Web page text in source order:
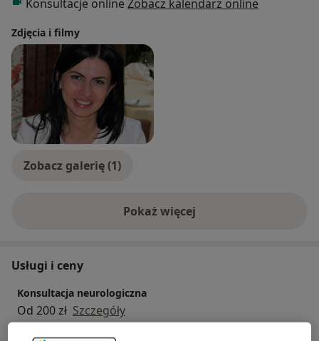
Konsultacje online Zobacz kalendarz online
Zdjęcia i filmy
Zobacz galerię (1)
Pokaż więcejo doświadczeniu
Usługi i ceny
Konsultacja neurologiczna
Od 200 zł Szczegóły